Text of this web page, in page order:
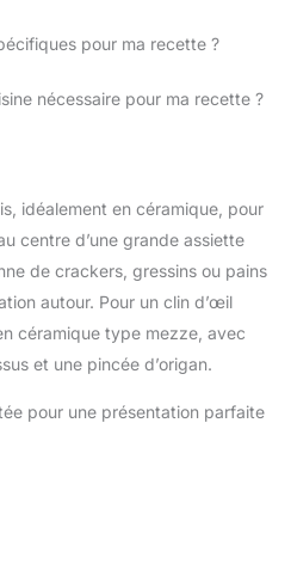
pour ma recette ?
nécessaire pour ma recette ?
idéalement en céramique, pour
centre d’une grande assiette
de crackers, gressins ou pains
autour. Pour un clin d’œil
céramique type mezze, avec
et une pincée d’origan.
pour une présentation parfaite